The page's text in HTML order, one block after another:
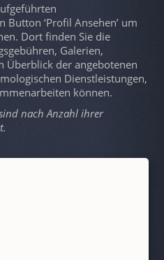
Button ‘Profil Ansehen’ um
Dort finden Sie die
Galerien,
Überblick der angebotenen
Dienstleistungen,
können.
nach Anzahl ihrer